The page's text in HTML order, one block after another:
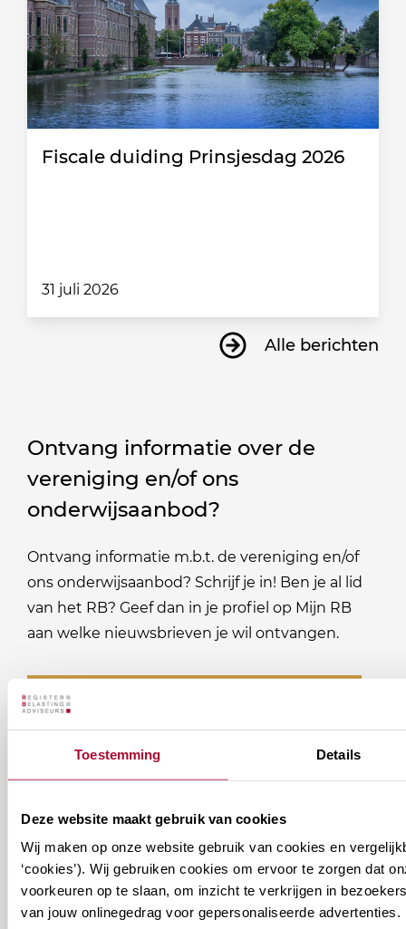
Toestemming Details
Deze website maakt gebruik van cookies
Wij maken op onze website gebruik van cookies en
‘cookies’). Wij gebruiken cookies om ervoor te zorgen dat
voorkeuren op te slaan, om inzicht te verkrijgen in
van jouw onlinegedrag voor gepersonaliseerde advertenties.
Fiscale duiding Prinsjesdag 2026
31 juli 2026
Alle berichten
Ontvang informatie over de
vereniging en/of ons
onderwijsaanbod?
Ontvang informatie m.b.t. de vereniging en/of
ons onderwijsaanbod? Schrijf je in! Ben je al lid
van het RB? Geef dan in je profiel op Mijn RB
aan welke nieuwsbrieven je wil ontvangen.
naam@bedrijf.nl
nieuwsbrieven
ontvangen?
Permanente Educatie nieuwsbrief
Verenigingsnieuws